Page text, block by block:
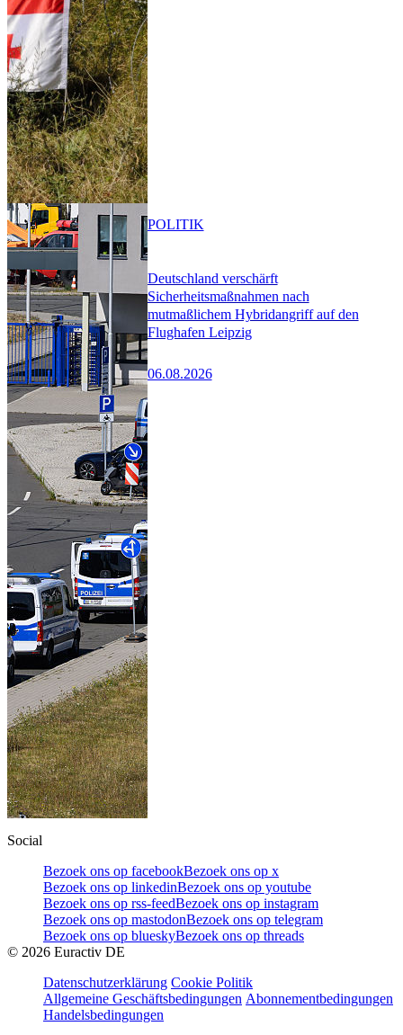
Deutschland verschärft
Sicherheitsmaßnahmen nach
mutmaßlichem Hybridangriff auf den
Flughafen Leipzig
06.08.2026
POLITIK
Social
Bezoek ons op facebookBezoek ons op x
Bezoek ons op linkedinBezoek ons op youtube
Bezoek ons op rss-feedBezoek ons op instagram
Bezoek ons op mastodonBezoek ons op telegram
Bezoek ons op blueskyBezoek ons op threads
© 2026 Euractiv DE
Datenschutzerklärung Cookie Politik
Allgemeine Geschäftsbedingungen Abonnementbedingungen
Handelsbedingungen